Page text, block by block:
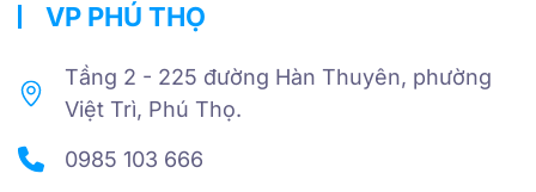
VP PHÚ THỌ
Tầng 2 - 225 đường Hàn Thuyên, phường
Việt Trì, Phú Thọ.
0985 103 666